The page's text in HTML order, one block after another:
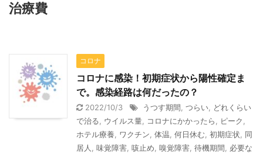
治療費
コロナ
コロナに感染！初期症状から陽性確定ま
で。感染経路は何だったの？
2022/10/3 うつす期間 つらい
どれくらい
で治る
ウイルス量 コロナにかかったら ピーク
ホテル療養
ワクチン 体温 何日休む 初期症状
同
居人
味覚障害 咳止め 嗅覚障害 待機期間
必要な